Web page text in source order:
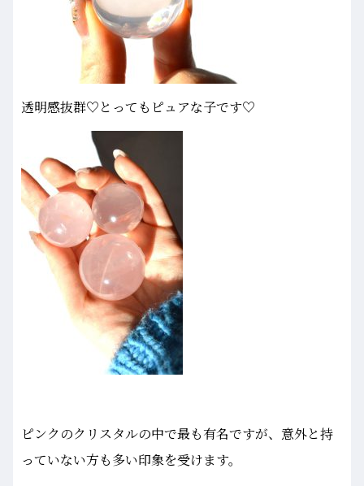
透明感抜群♡とってもピュアな子です♡
ピンクのクリスタルの中で最も有名ですが、意外と持
っていない方も多い印象を受けます。